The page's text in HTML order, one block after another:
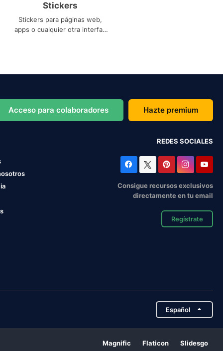
Stickers
Stickers para páginas web,
apps o cualquier otra interfaz
Acceso para colaboradores Hazte premium
REDES SOCIALES
Consigue recursos exclusivos
directamente en tu email
Regístrate
Español
Magnific Flaticon Slidesgo